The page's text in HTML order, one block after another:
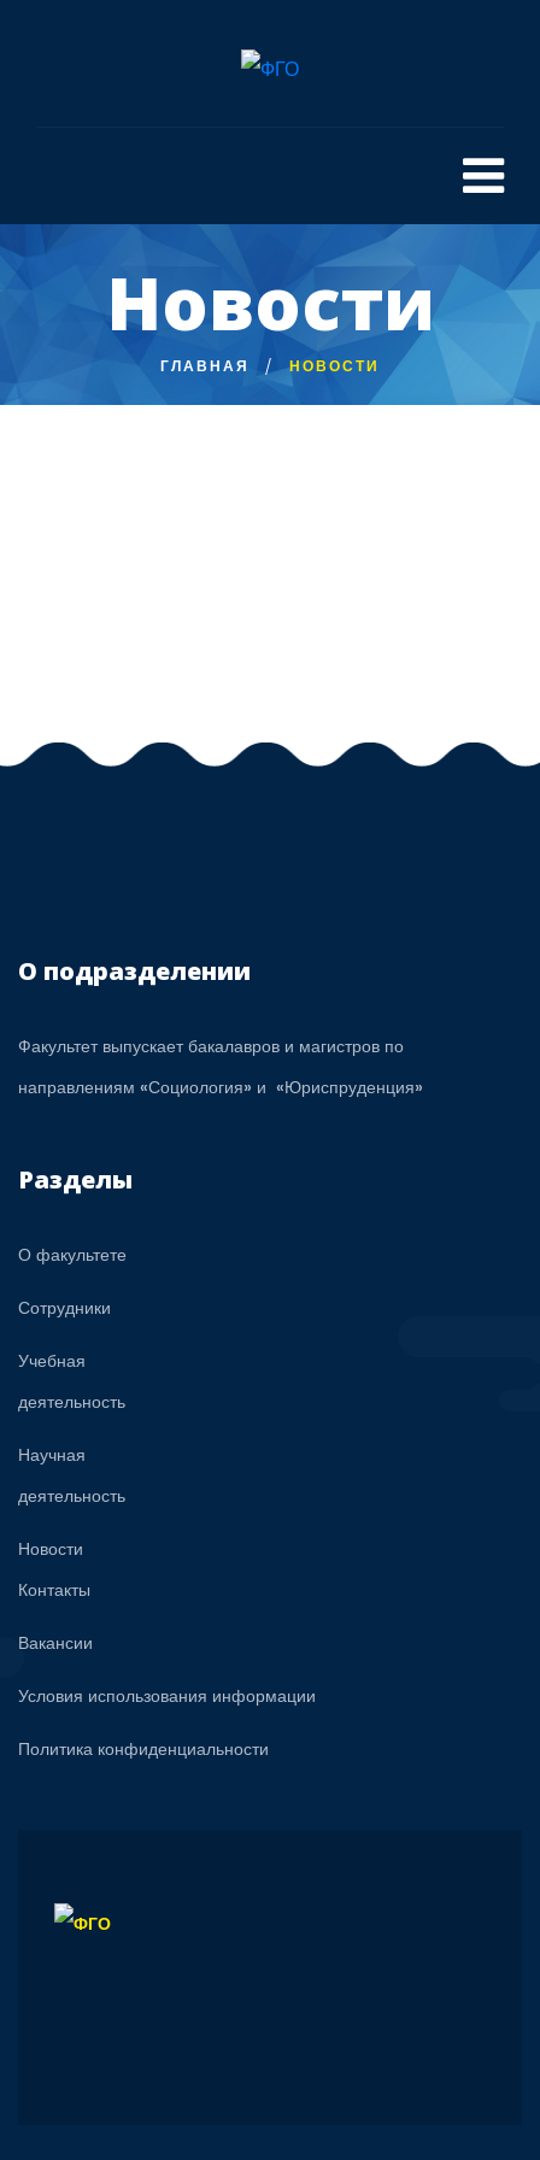
Новости
ГЛАВНАЯ НОВОСТИ
О подразделении
Факультет выпускает бакалавров и магистров по
направлениям «Социология» и «Юриспруденция»
Разделы
О факультете
Сотрудники
Учебная
деятельность
Научная
деятельность
Новости
Контакты
Вакансии
Условия использования информации
Политика конфиденциальности